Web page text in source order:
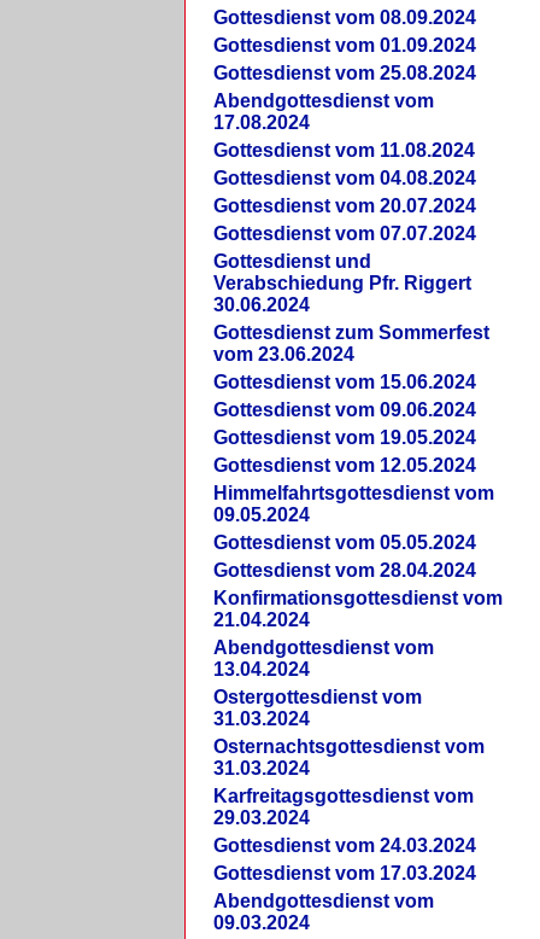
Gottesdienst vom 08.09.2024
Gottesdienst vom 01.09.2024
Gottesdienst vom 25.08.2024
Abendgottesdienst vom
17.08.2024
Gottesdienst vom 11.08.2024
Gottesdienst vom 04.08.2024
Gottesdienst vom 20.07.2024
Gottesdienst vom 07.07.2024
Gottesdienst und
Verabschiedung Pfr. Riggert
30.06.2024
Gottesdienst zum Sommerfest
vom 23.06.2024
Gottesdienst vom 15.06.2024
Gottesdienst vom 09.06.2024
Gottesdienst vom 19.05.2024
Gottesdienst vom 12.05.2024
Himmelfahrtsgottesdienst vom
09.05.2024
Gottesdienst vom 05.05.2024
Gottesdienst vom 28.04.2024
Konfirmationsgottesdienst vom
21.04.2024
Abendgottesdienst vom
13.04.2024
Ostergottesdienst vom
31.03.2024
Osternachtsgottesdienst vom
31.03.2024
Karfreitagsgottesdienst vom
29.03.2024
Gottesdienst vom 24.03.2024
Gottesdienst vom 17.03.2024
Abendgottesdienst vom
09.03.2024